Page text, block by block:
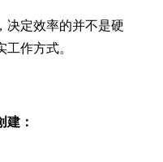
决定效率的并不是硬
作方式。
建：